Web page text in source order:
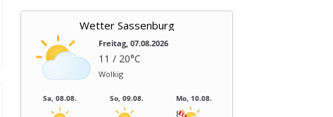
Wetter Sassenburg
Freitag, 07.08.2026
11 / 20°C
Wolkig
Sa, 08.08. So, 09.08. Mo, 10.08.